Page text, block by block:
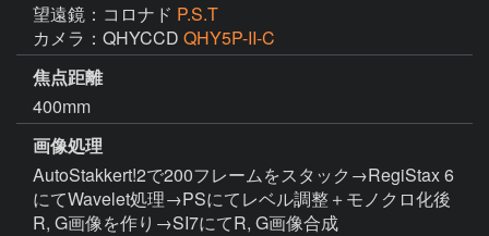
望遠鏡：コロナド P.S.T
カメラ：QHYCCD QHY5P-II-C
焦点距離
400mm
画像処理
AutoStakkert!2で200フレームをスタック→RegiStax 6
にてWavelet処理→PSにてレベル調整＋モノクロ化後
R, G画像を作り→SI7にてR, G画像合成